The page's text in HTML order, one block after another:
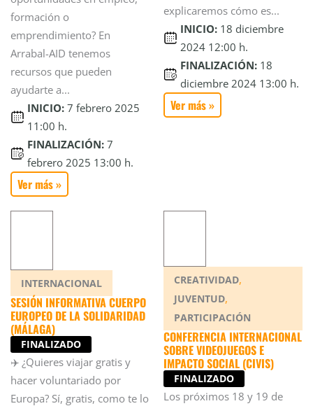
formación o
emprendimiento? En
Arrabal-AID tenemos
recursos que pueden
ayudarte a...
INICIO: 7 febrero 2025
11:00 h.
FINALIZACIÓN: 7
febrero 2025 13:00 h.
Ver más »
explicaremos cómo es...
INICIO: 18 diciembre
2024 12:00 h.
FINALIZACIÓN: 18
diciembre 2024 13:00 h.
Ver más »
INTERNACIONAL
SESIÓN INFORMATIVA CUERPO
EUROPEO DE LA SOLIDARIDAD
(MÁLAGA)
FINALIZADO
✈️ ¿Quieres viajar gratis y
hacer voluntariado por
Europa? Sí, gratis, como te lo
CREATIVIDAD,
JUVENTUD,
PARTICIPACIÓN
CONFERENCIA INTERNACIONAL
SOBRE VIDEOJUEGOS E
IMPACTO SOCIAL (CIVIS)
FINALIZADO
Los próximos 18 y 19 de